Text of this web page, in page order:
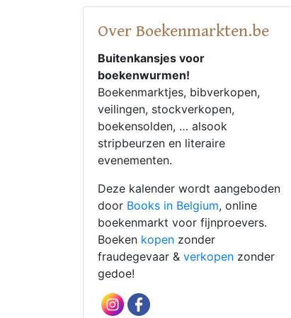
Over Boekenmarkten.be
Buitenkansjes voor
boekenwurmen!
Boekenmarktjes, bibverkopen,
veilingen, stockverkopen,
boekensolden, … alsook
stripbeurzen en literaire
evenementen.
Deze kalender wordt aangeboden
door Books in Belgium, online
boekenmarkt voor fijnproevers.
Boeken kopen zonder
fraudegevaar & verkopen zonder
gedoe!